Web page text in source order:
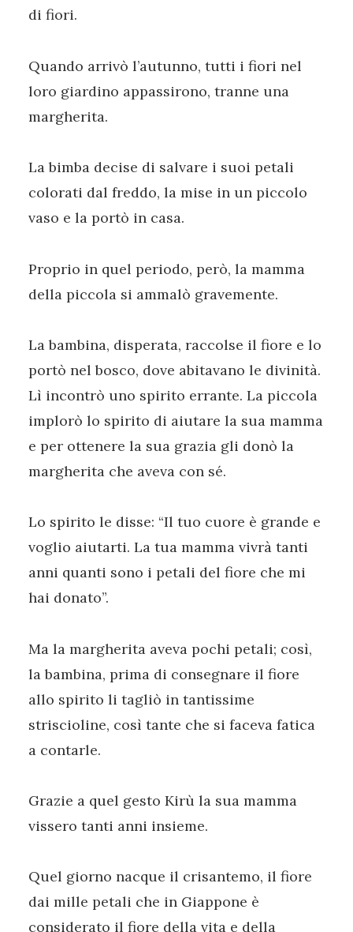
di fiori.
Quando arrivò l’autunno, tutti i fiori nel
loro giardino appassirono, tranne una
margherita.
La bimba decise di salvare i suoi petali
colorati dal freddo, la mise in un piccolo
vaso e la portò in casa.
Proprio in quel periodo, però, la mamma
della piccola si ammalò gravemente.
La bambina, disperata, raccolse il fiore e lo
portò nel bosco, dove abitavano le divinità.
Lì incontrò uno spirito errante. La piccola
implorò lo spirito di aiutare la sua mamma
e per ottenere la sua grazia gli donò la
margherita che aveva con sé.
Lo spirito le disse: “Il tuo cuore è grande e
voglio aiutarti. La tua mamma vivrà tanti
anni quanti sono i petali del fiore che mi
hai donato”.
Ma la margherita aveva pochi petali; così,
la bambina, prima di consegnare il fiore
allo spirito li tagliò in tantissime
striscioline, così tante che si faceva fatica
a contarle.
Grazie a quel gesto Kirù la sua mamma
vissero tanti anni insieme.
Quel giorno nacque il crisantemo, il fiore
dai mille petali che in Giappone è
considerato il fiore della vita e della